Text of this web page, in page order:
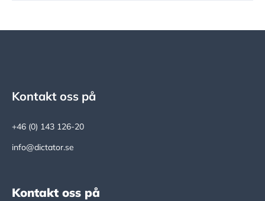
Footer
Kontakt oss på
+46 (0) 143 126-20
info@dictator.se
Kontakt oss på